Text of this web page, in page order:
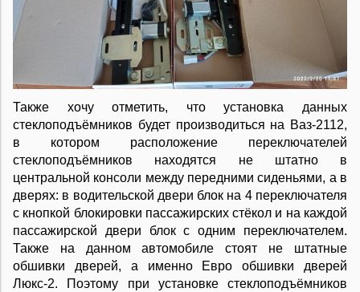
Также хочу отметить, что установка данных
стеклоподъёмников будет производиться на Ваз-2112,
в котором расположение переключателей
стеклоподъёмников находятся не штатно в
центральной консоли между передними сиденьями, а в
дверях: в водительской двери блок на 4 переключателя
с кнопкой блокировки пассажирских стёкол и на каждой
пассажирской двери блок с одним переключателем.
Также на данном автомобиле стоят не штатные
обшивки дверей, а именно Евро обшивки дверей
Люкс-2. Поэтому при установке стеклоподъёмников